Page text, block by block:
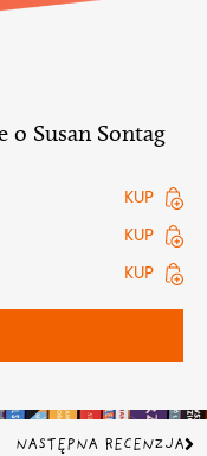
o Susan Sontag
KUP
KUP
KUP
NASTĘPNA RECENZJA